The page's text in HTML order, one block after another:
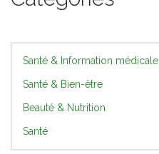
Santé & Information médicale
Santé & Bien-être
Beauté & Nutrition
Santé